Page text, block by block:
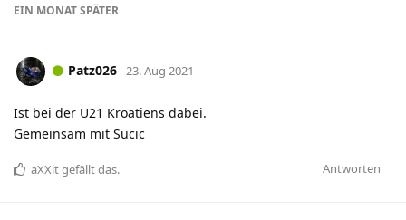
EIN MONATSPÄTER
Patz026 23. Aug 2021
Ist bei der U21 Kroatiens dabei.
Gemeinsam mit Sucic
Antworten
aXXitgefällt das.